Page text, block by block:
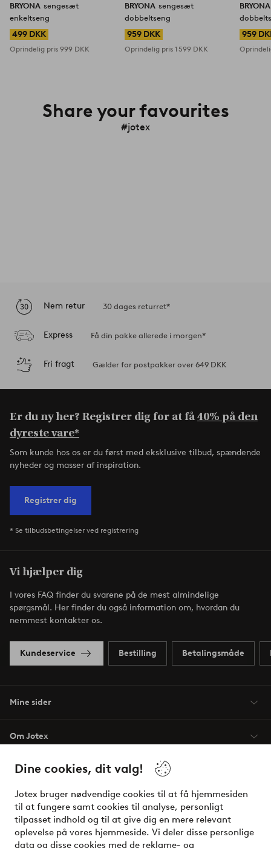
Dine cookies, dit valg!
Jotex bruger nødvendige cookies til at få hjemmesiden
til at fungere samt cookies til analyse, personligt
tilpasset indhold og til at give dig en mere relevant
oplevelse på vores hjemmeside. Vi deler disse personlige
data og disse cookies med de reklame- og
BRYONA sengesæt
enkeltseng
499 DKK
Oprindelig pris 999 DKK
BRYONA sengesæt
dobbeltseng
959 DKK
Oprindelig pris1 599 DKK
959
Share your favourites
#jotex
Nem retur 30 dages returret*
Express Få din pakke allerede i morgen*
Fri fragt Gælder for postpakker over 649 DKK
Er du ny her? Registrer dig for at få40% på den
dyreste vare*
Som kunde hos os er du først med eksklusive tilbud, spændende
nyheder og masser af inspiration.
Registrer dig
* Se tilbudsbetingelser ved registrering
Vi hjælper dig
I vores FAQ finder du svarene på de mest almindelige
spørgsmål. Her finder du også information om, hvordan du
nemmest kontakter os.
Kundeservice Bestilling Betalingsmåde
Mine sider
Om Jotex
Vilkår
Venner